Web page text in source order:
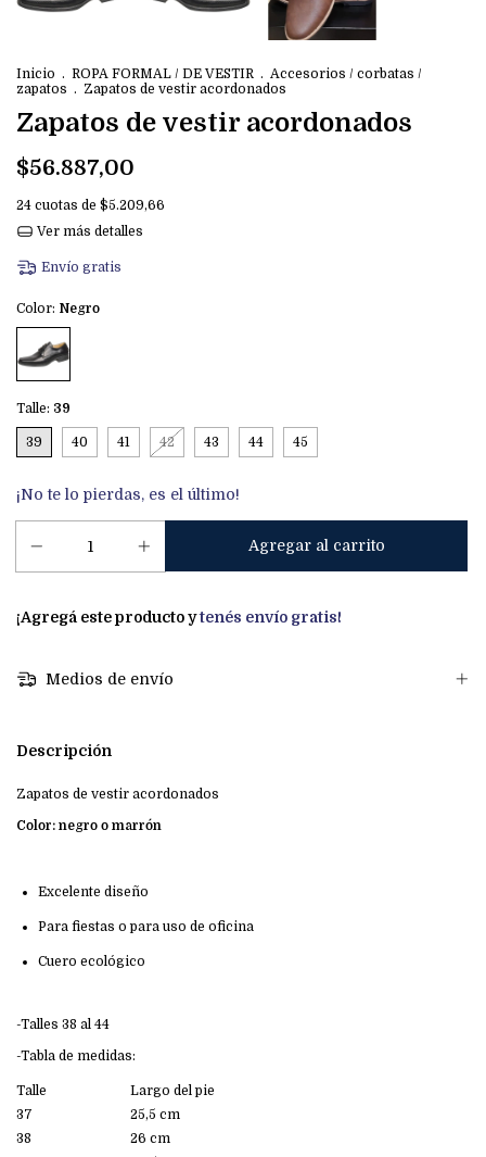
Inicio . ROPA FORMAL / DE VESTIR . Accesorios / corbatas /
zapatos . Zapatos de vestir acordonados
Zapatos de vestir acordonados
$56.887,00
24 cuotas de $5.209,66
Ver más detalles
Envío gratis
Color: Negro
Talle: 39
39 40 41 42 43 44 45
¡No te lo pierdas, es el último!
¡Agregá este producto ytenés envío gratis!
Medios de envío
Descripción
Zapatos de vestir acordonados
Color: negro o marrón
Excelente diseño
Para fiestas o para uso de oficina
Cuero ecológico
-Talles 38 al 44
-Tabla de medidas:
Talle
Largo del pie
37
25,5 cm
38
26 cm